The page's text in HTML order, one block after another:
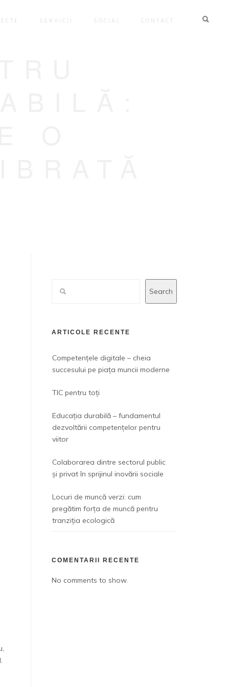
SERVICII SOCIAL CONTACT
Search
ARTICOLE RECENTE
Competențele digitale – cheia
succesului pe piața muncii moderne
TIC pentru toți
Educația durabilă – fundamentul
dezvoltării competențelor pentru
viitor
Colaborarea dintre sectorul public
și privat în sprijinul inovării sociale
Locuri de muncă verzi: cum
pregătim forța de muncă pentru
tranziția ecologică
COMENTARII RECENTE
No comments to show.